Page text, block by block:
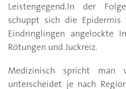
Leistengegend.In der
schuppt sich die
Eindringlingen angelockte
Rötungen und Juckreiz.
Medizinisch spricht man
unterscheidet je nach